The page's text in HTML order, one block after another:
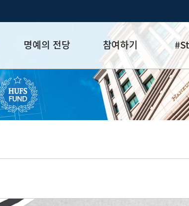
명예의 전당
HUFS Honor
Diamond Club
Platinum Club
참여하기
참여방법
기부하기
잠재기부자 추천
기부·수
기금소식
이달의